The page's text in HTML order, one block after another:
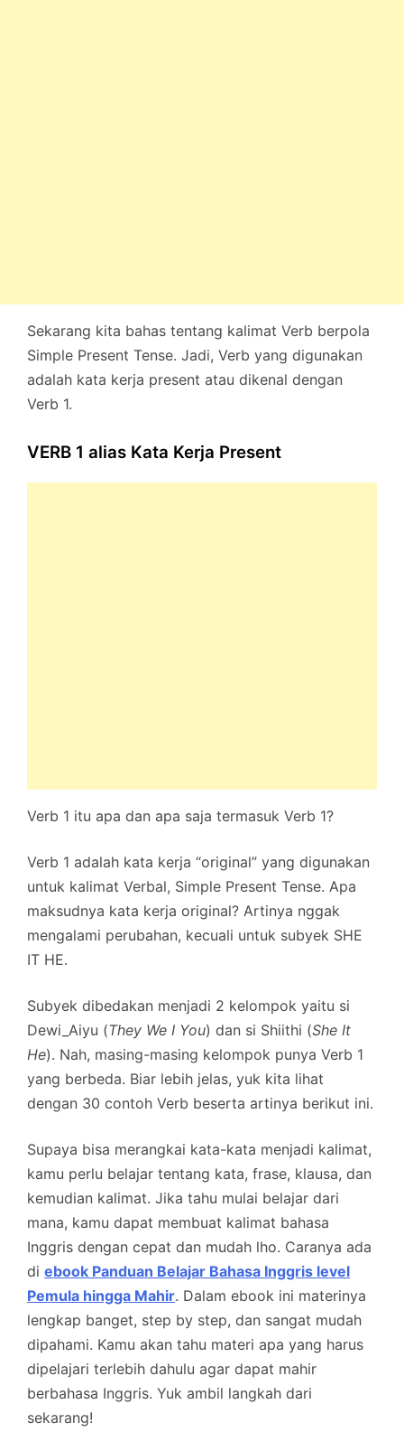
Sekarang kita bahas tentang kalimat Verb berpola
Simple Present Tense. Jadi, Verb yang digunakan
adalah kata kerja present atau dikenal dengan
Verb 1.
VERB 1 alias Kata Kerja Present
Verb 1 itu apa dan apa saja termasuk Verb 1?
Verb 1 adalah kata kerja “original” yang digunakan
untuk kalimat Verbal, Simple Present Tense. Apa
maksudnya kata kerja original? Artinya nggak
mengalami perubahan, kecuali untuk subyek SHE
IT HE.
Subyek dibedakan menjadi 2 kelompok yaitu si
Dewi_Aiyu (They We I You) dan si Shiithi (She It
He). Nah, masing-masing kelompok punya Verb 1
yang berbeda. Biar lebih jelas, yuk kita lihat
dengan 30 contoh Verb beserta artinya berikut ini.
Supaya bisa merangkai kata-kata menjadi kalimat,
kamu perlu belajar tentang kata, frase, klausa, dan
kemudian kalimat. Jika tahu mulai belajar dari
mana, kamu dapat membuat kalimat bahasa
Inggris dengan cepat dan mudah lho. Caranya ada
di ebook Panduan Belajar Bahasa Inggris level
Pemula hingga Mahir. Dalam ebook ini materinya
lengkap banget, step by step, dan sangat mudah
dipahami. Kamu akan tahu materi apa yang harus
dipelajari terlebih dahulu agar dapat mahir
berbahasa Inggris. Yuk ambil langkah dari
sekarang!